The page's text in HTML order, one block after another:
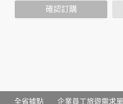
您個人在本網站上的聊天室或討論
於一般瀏覽時，伺服器會自行記錄
確認訂購
全省據點 企業員工旅遊需求單